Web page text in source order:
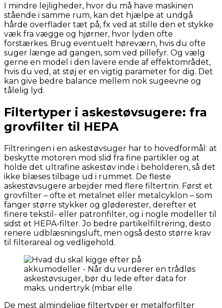
I mindre lejligheder, hvor du må have maskinen
stående i samme rum, kan det hjælpe at undgå
hårde overflader tæt på, fx ved at stille den et stykke
væk fra vægge og hjørner, hvor lyden ofte
forstærkes. Brug eventuelt høreværn, hvis du ofte
suger længe ad gangen, som ved pillefyr. Og vælg
gerne en model i den lavere ende af effektområdet,
hvis du ved, at støj er en vigtig parameter for dig. Det
kan give bedre balance mellem nok sugeevne og
tålelig lyd.
Filtertyper i askestøvsugere: fra
grovfilter til HEPA
Filtreringen i en askestøvsuger har to hovedformål: at
beskytte motoren mod slid fra fine partikler og at
holde det ultrafine askestøv inde i beholderen, så det
ikke blæses tilbage ud i rummet. De fleste
askestøvsugere arbejder med flere filtertrin. Først et
grovfilter – ofte et metalnet eller metalcyklon – som
fanger større stykker og gløderester, derefter et
finere tekstil- eller patronfilter, og i nogle modeller til
sidst et HEPA-filter. Jo bedre partikelfiltrering, desto
renere udblæsningsluft, men også desto større krav
til filterareal og vedligehold.
De mest almindelige filtertyper er metalforfilter